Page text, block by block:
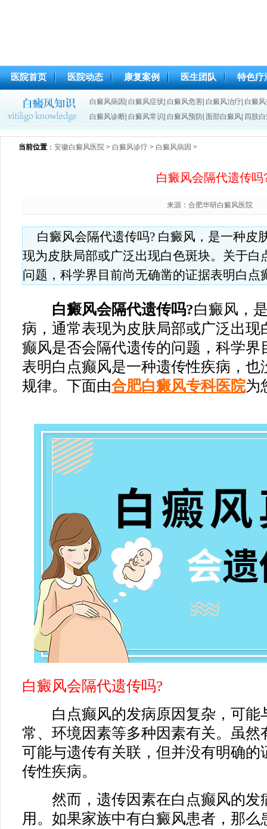
医院首页 医院动态 康复案例 医生团队 特色疗
白癜风病因 白癜风症状 白癜风危害 白癜风治疗 白癜
白癜风诊断 白癜风常识 白癜风预防 面部白癜风 四肢
当前位置 ： 安徽白癜风医院 > 白癜风诊疗 > 白癜风病因 >
白癜风会隔代遗传吗
来源：合肥华研白癜风医院
白癜风会隔代遗传吗? 白癜风，是一种皮
现为皮肤局部或广泛出现白色斑块。关于白
问题，科学界目前尚无确凿的证据表明白点
白癜风会隔代遗传吗?白癜风，
病，通常表现为皮肤局部或广泛出现
癫风是否会隔代遗传的问题，科学界
表明白点癫风是一种遗传性疾病，也
规律。下面由合肥白癜风专科医院为
白癜风会隔代遗传吗?
白点癫风的发病原因复杂，可能
常、环境因素等多种因素有关。虽然
可能与遗传有关联，但并没有明确的
传性疾病。
然而，遗传因素在白点癫风的发
用。如果家族中有白癜风患者，那